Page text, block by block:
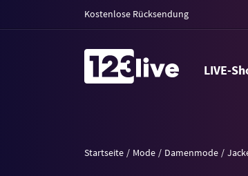
Kostenlose Rücksendung
LIVE-
Startseite Mode Damenmode